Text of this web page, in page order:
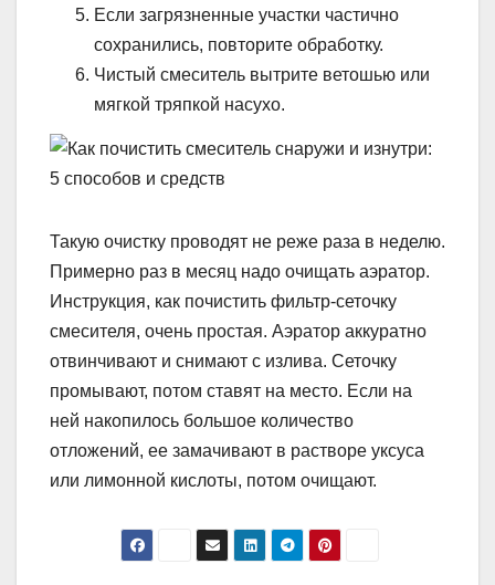
Если загрязненные участки частично
сохранились, повторите обработку.
Чистый смеситель вытрите ветошью или
мягкой тряпкой насухо.
Такую очистку проводят не реже раза в неделю.
Примерно раз в месяц надо очищать аэратор.
Инструкция, как почистить фильтр-сеточку
смесителя, очень простая. Аэратор аккуратно
отвинчивают и снимают с излива. Сеточку
промывают, потом ставят на место. Если на
ней накопилось большое количество
отложений, ее замачивают в растворе уксуса
или лимонной кислоты, потом очищают.